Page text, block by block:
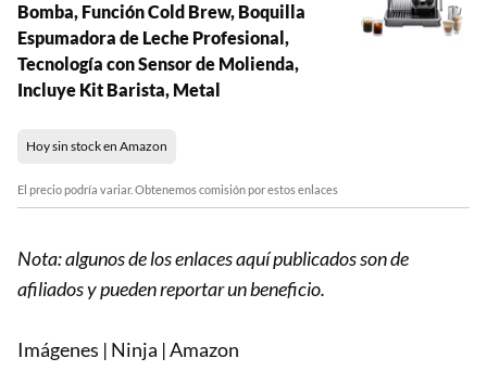
Bomba, Función Cold Brew, Boquilla
Espumadora de Leche Profesional,
Tecnología con Sensor de Molienda,
Incluye Kit Barista, Metal
Hoy sin stock en Amazon
El precio podría variar. Obtenemos comisión por estos enlaces
Nota: algunos de los enlaces aquí publicados son de
afiliados y pueden reportar un beneficio.
Imágenes | Ninja | Amazon